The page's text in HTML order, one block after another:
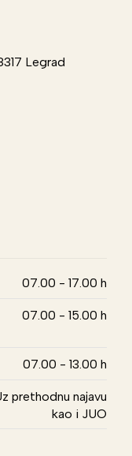
Legrad
07.00 - 17.00 h
07.00 - 15.00 h
07.00 - 13.00 h
prethodnu najavu
kao i JUO